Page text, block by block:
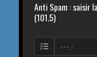
Anti Spam : saisir
(101.5)